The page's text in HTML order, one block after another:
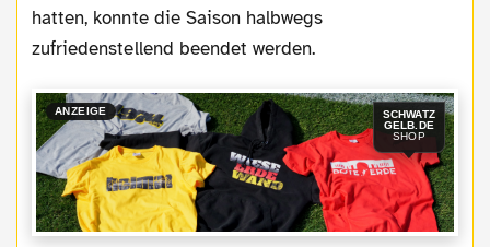
hatten, konnte die Saison halbwegs
zufriedenstellend beendet werden.
ANZEIGE
SCHWATZ
GELB.DE
SHOP